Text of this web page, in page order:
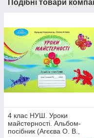
Подібні товари
4 клас НУШ. Уроки
майстерності. Альбом-
посібник (Агєєва О. В.,